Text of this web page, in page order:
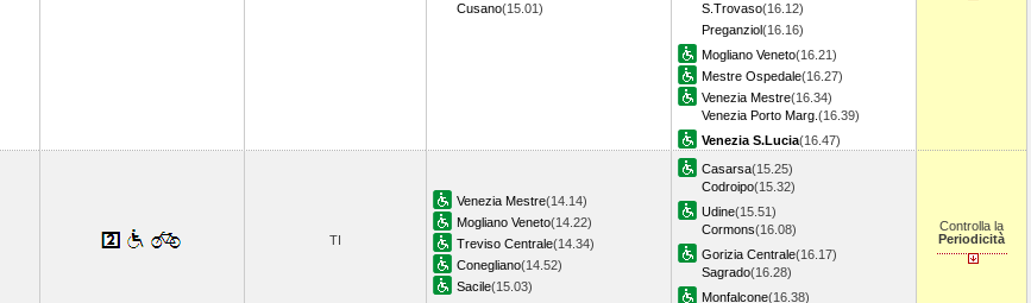
Cusano(15.01)
S.Trovaso(16.12)
Preganziol(16.16)
Mogliano Veneto(16.21)
Mestre Ospedale(16.27)
Venezia Mestre(16.34)
Venezia Porto Marg. (16.39)
Venezia S.Lucia(16.47)
TI
Venezia Mestre(14.14)
Mogliano Veneto(14.22)
Treviso Centrale(14.34)
Conegliano(14.52)
Sacile(15.03)
Casarsa(15.25)
Codroipo(15.32)
Udine(15.51)
Cormons(16.08)
Gorizia Centrale(16.17)
Sagrado(16.28)
Monfalcone(16.38)
Controlla la
Periodicità